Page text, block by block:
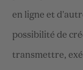
en ligne et
possibilité de
transmettre,